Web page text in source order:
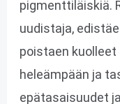
pigmenttiläiskiä.
uudistaja,
poistaen
heleämpään ja
epätasaisuudet